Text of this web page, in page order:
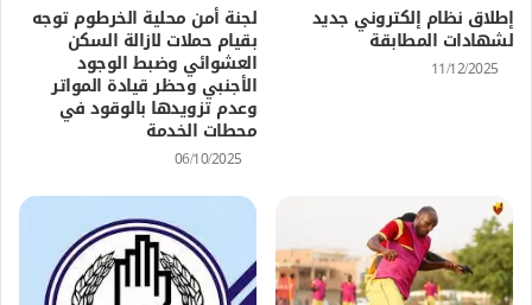
إطلاق نظام إلكتروني جديد
لشهادات المطابقة
11/12/2025
لجنة أمن محلية الخرطوم توجه
بقيام حملات لازالة السكن
العشوائي وضبط الوجود
الأجنبي وحظر قيادة المواتر
وعدم تزويدها بالوقود في
محطات الخدمة
06/10/2025